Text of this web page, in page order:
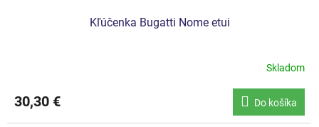
Kľúčenka Bugatti Nome etui
Skladom
30,30 € Do košíka